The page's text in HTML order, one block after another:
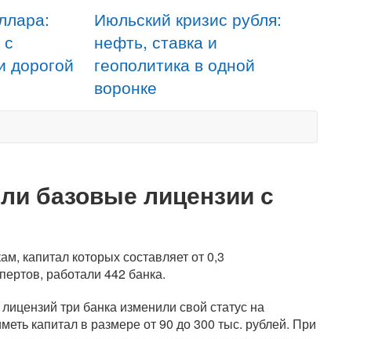
дорогой
Июльский кризис рубля:
нефть, ставка и
геополитика в одной
воронке
базовые лицензии с
капитал которых составляет от 0,3
работали 442 банка.
три банка изменили свой статус на
капитал в размере от 90 до 300 тыс. рублей. При